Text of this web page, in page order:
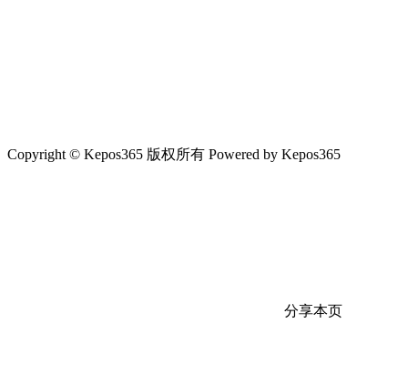
Copyright © Kepos365 版权所有 Powered by Kepos365
分享本页